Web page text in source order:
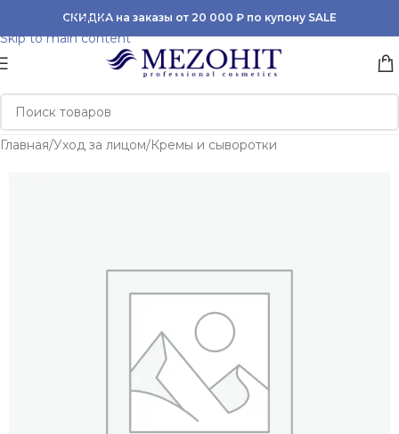
Skip to navigation
Skip to main content
СКИДКА на заказы от 20 000 ₽ по купону SALE
Главная/Уход за лицом/Кремы и сыворотки